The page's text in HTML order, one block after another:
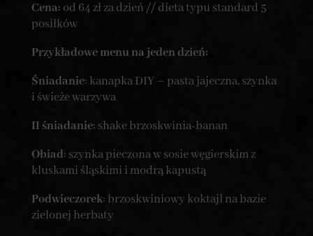
Cena: od 64 zł za dzień // dieta typu standard 5
posiłków
Przykładowe menu na jeden dzień:
Śniadanie: kanapka DIY – pasta jajeczna, szynka
i świeże warzywa
II śniadanie: shake brzoskwinia-banan
Obiad: szynka pieczona w sosie węgierskim z
kluskami śląskimi i modrą kapustą
Podwieczorek: brzoskwiniowy koktajl na bazie
zielonej herbaty